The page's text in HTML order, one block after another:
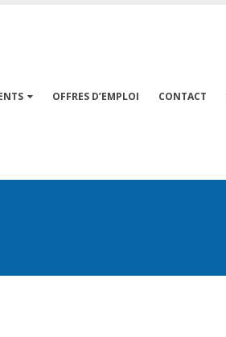
OFFRES D’EMPLOI CONTACT